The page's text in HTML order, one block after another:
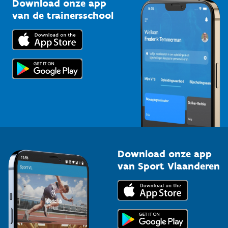
Bedrijven
Trainers en begeleiders
Topsporters
Downloads
Voor de pers
Download onze app
van de trainersschool
Download onze app
van Sport Vlaanderen